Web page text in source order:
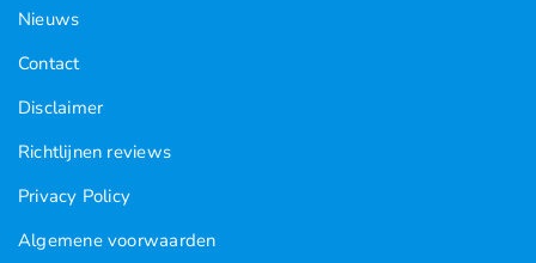
Nieuws
Contact
Disclaimer
Richtlijnen reviews
Privacy Policy
Algemene voorwaarden